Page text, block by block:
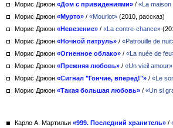
Морис Дрюон «Дом с привидениями» / «La maison
Морис Дрюон «Мурто» / «Mourlot» (2010, рассказ)
Морис Дрюон «Невезение» / «La contre-chance»
Морис Дрюон «Ночной патруль» / «Patrouille de
Морис Дрюон «Огненное облако» / «La nuée de
Морис Дрюон «Прежняя любовь» / «Un vieil amour»
Морис Дрюон «Сигнал "Гончие, вперед!"» / «Le
Морис Дрюон «Такая большая любовь» / «Un si
Карло А. Мартильи «999. Последний хранитель» /